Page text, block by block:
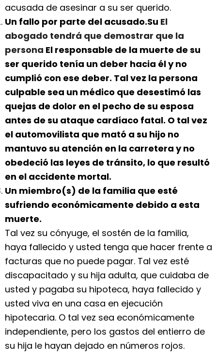
acusada de asesinar a su ser querido.
Un fallo por parte del acusado.Su El
abogado tendrá que demostrar que la
persona El responsable de la muerte de su
ser querido tenía un deber hacia él y no
cumplió con ese deber. Tal vez la persona
culpable sea un médico que desestimó las
quejas de dolor en el pecho de su esposa
antes de su ataque cardíaco fatal. O tal vez
el automovilista que mató a su hijo no
mantuvo su atención en la carretera y no
obedeció las leyes de tránsito, lo que resultó
en el accidente mortal.
Un miembro(s) de la familia que esté
sufriendo económicamente debido a esta
muerte.
Tal vez su cónyuge, el sostén de la familia,
haya fallecido y usted tenga que hacer frente a
facturas que no puede pagar. Tal vez esté
discapacitado y su hija adulta, que cuidaba de
usted y pagaba su hipoteca, haya fallecido y
usted viva en una casa en ejecución
hipotecaria. O tal vez sea económicamente
independiente, pero los gastos del entierro de
su hija le hayan dejado en números rojos.